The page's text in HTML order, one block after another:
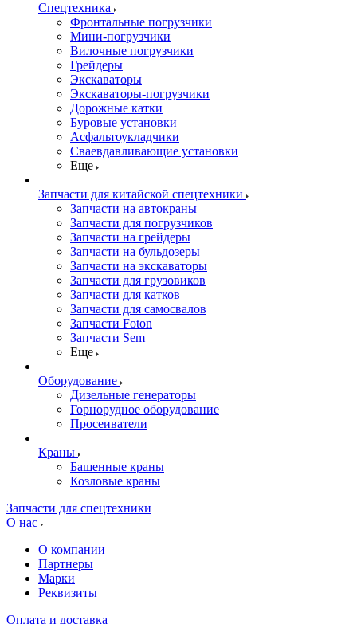
Спецтехника
Фронтальные погрузчики
Мини-погрузчики
Вилочные погрузчики
Грейдеры
Экскаваторы
Экскаваторы-погрузчики
Дорожные катки
Буровые установки
Асфальтоукладчики
Сваевдавливающие установки
Еще
Запчасти для китайской спецтехники
Запчасти на автокраны
Запчасти для погрузчиков
Запчасти на грейдеры
Запчасти на бульдозеры
Запчасти на экскаваторы
Запчасти для грузовиков
Запчасти для катков
Запчасти для самосвалов
Запчасти Foton
Запчасти Sem
Еще
Оборудование
Дизельные генераторы
Горнорудное оборудование
Просеиватели
Краны
Башенные краны
Козловые краны
Запчасти для спецтехники
О нас
О компании
Партнеры
Марки
Реквизиты
Оплата и доставка